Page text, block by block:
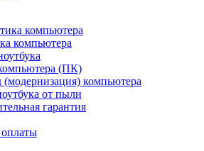
компьютера
компьютера
(ПК)
(модернизация) компьютера
от пыли
гарантия